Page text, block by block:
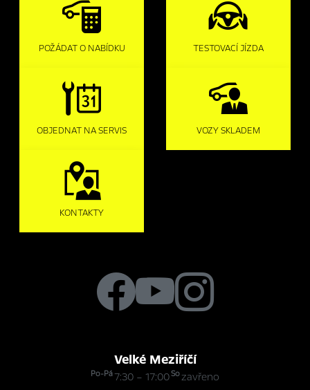
POŽÁDAT O NABÍDKU TESTOVACÍ JÍZDA
OBJEDNAT NA SERVIS VOZY SKLADEM
KONTAKTY
Velké Meziříčí
Po-Pá7:30 – 17:00Sozavřeno